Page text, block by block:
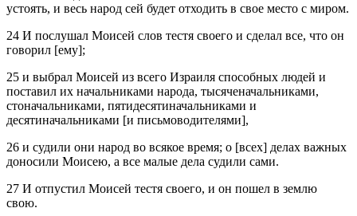
устоять, и весь народ сей будет отходить в свое место с миром.
24 И послушал Моисей слов тестя своего и сделал все, что он
говорил [ему];
25 и выбрал Моисей из всего Израиля способных людей и
поставил их начальниками народа, тысяченачальниками,
стоначальниками, пятидесятиначальниками и
десятиначальниками [и письмоводителями],
26 и судили они народ во всякое время; о [всех] делах важных
доносили Моисею, а все малые дела судили сами.
27 И отпустил Моисей тестя своего, и он пошел в землю
свою.